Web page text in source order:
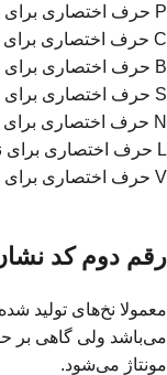
P حرف اختصاری برای نشان دادن نخ پلین
C حرف اختصاری برای نشان دادن نخ کرومیک
B حرف اختصاری برای نشان دادن نخ ویکریل
S حرف اختصاری برای نشان دادن نخ سیلک
N حرف اختصاری برای نشان دادن نخ نایلون
L حرف اختصاری برای نشان دادن نخ پلی پروپیلن
V حرف اختصاری برای نشان دادن نخ P.V.D.F
رقم دوم کد
می‌باشد ولی گاهی بر
مونتاژ می‌شود.